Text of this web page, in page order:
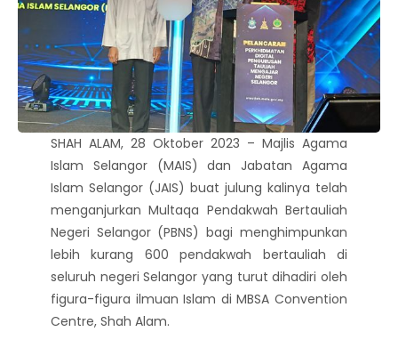
SHAH ALAM, 28 Oktober 2023 – Majlis Agama
Islam Selangor (MAIS) dan Jabatan Agama
Islam Selangor (JAIS) buat julung kalinya telah
menganjurkan Multaqa Pendakwah Bertauliah
Negeri Selangor (PBNS) bagi menghimpunkan
lebih kurang 600 pendakwah bertauliah di
seluruh negeri Selangor yang turut dihadiri oleh
figura-figura ilmuan Islam di MBSA Convention
Centre, Shah Alam.